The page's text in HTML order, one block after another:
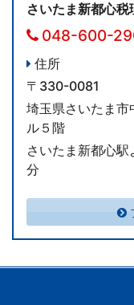
さいたま新都心税
048-600-
住所
〒330-0081
埼玉県さいたま
ル５階
さいたま新都心
分